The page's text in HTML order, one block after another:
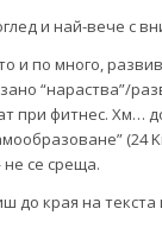
и най-вече с
и по много,
“нараства”/
при фитнес. Хм…
(24
се среща.
до края на